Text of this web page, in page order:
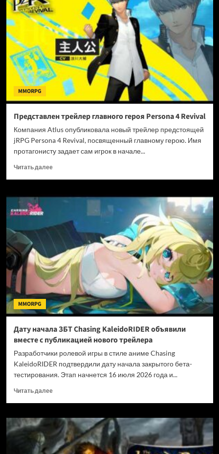
Brave
Frontier
Origin
анонсирована
под
лозунгом
возвращения
к
истокам
MMORPG
Представлен трейлер главного героя Persona 4 Revival
Компания Atlus опубликовала новый трейлер предстоящей
jRPG Persona 4 Revival, посвященный главному герою. Имя
протагонисту задает сам игрок в начале...
Читать далееПрочитать
героя
Revival
MMORPG
Дату начала ЗБТ Chasing KaleidoRIDER объявили
вместе с публикацией нового трейлера
Разработчики ролевой игры в стиле аниме Chasing
KaleidoRIDER подтвердили дату начала закрытого бета-
тестирования. Этап начнется 16 июля 2026 года и...
Читать далееПрочитать
Дату
начала
ЗБТ
Chasing